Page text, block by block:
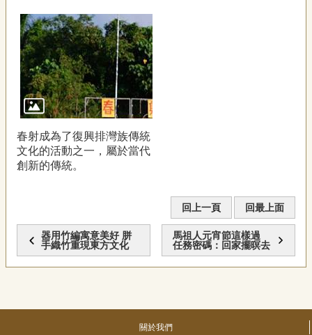
春射成為了復興排灣族傳統
文化的活動之一，屬於當代
創新的傳統。
回上一頁 回最上面
器用竹編寓意美好 胼
手織竹重現東方文化
馬祖人元宵節這樣過
任務密碼：回家擺暝去
關於我們